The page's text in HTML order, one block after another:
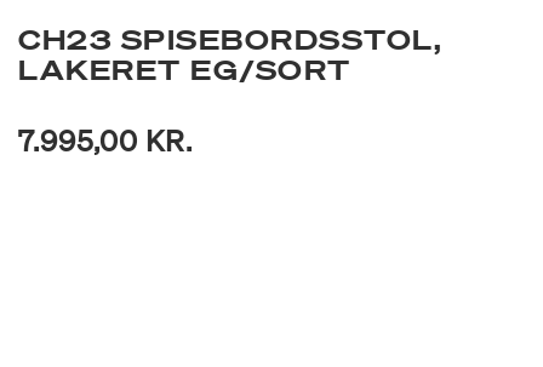
CH23 SPISEBORDSSTOL,
LAKERET EG/SORT
7.995,00 KR.